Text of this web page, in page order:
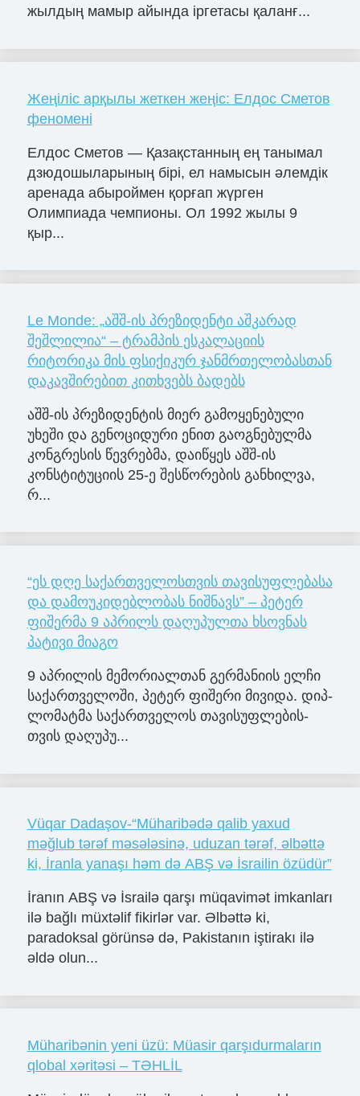
жылдың мамыр айында іргетасы қаланғ...
Жеңіліс арқылы жеткен жеңіс: Елдос Сметов
феномені
Елдос Сметов — Қазақстанның ең танымал
дзюдошыларының бірі, ел намысын әлемдік
аренада абыроймен қорғап жүрген
Олимпиада чемпионы. Ол 1992 жылы 9
қыр...
Le Monde: „აშშ-ის პრეზიდენტი აშკარად
შეშლილია“ – ტრამპის ესკალაციის
რიტორიკა მის ფსიქიკურ ჯანმრთელობასთან
დაკავშირებით კითხვებს ბადებს
აშშ-ის პრეზიდენტის მიერ გამოყენებული
უხეში და გენოციდური ენით გაოგნებულმა
კონგრესის წევრებმა, დაიწყეს აშშ-ის
კონსტიტუციის 25-ე შესწორების განხილვა,
რ...
“ეს დღე საქართველოსთვის თავისუფლებასა
და დამოუკიდებლობას ნიშნავს” – პეტერ
ფიშერმა 9 აპრილს დაღუპულთა ხსოვნას
პატივი მიაგო
9 აპ­რი­ლის მე­მო­რი­ალ­თან გერ­მა­ნი­ის ელჩი
სა­ქარ­თვე­ლო­ში, პე­ტერ ფი­შე­რი მი­ვი­და. დიპ­
ლო­მატ­მა სა­ქარ­თვე­ლოს თა­ვი­სუფ­ლე­ბის­
თვის და­ღუ­პუ...
Vüqar Dadaşov-“Müharibədə qalib yaxud
məğlub tərəf məsələsinə, uduzan tərəf, əlbəttə
ki, İranla yanaşı həm də ABŞ və İsrailin özüdür”
İranın ABŞ və İsrailə qarşı müqavimət imkanları
ilə bağlı müxtəlif fikirlər var. Əlbəttə ki,
paradoksal görünsə də, Pakistanın iştirakı ilə
əldə olun...
Müharibənin yeni üzü: Müasir qarşıdurmaların
qlobal xəritəsi – TƏHLİL